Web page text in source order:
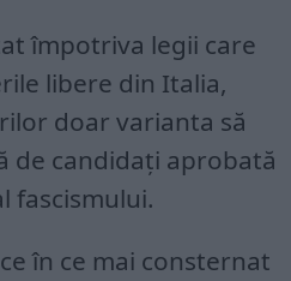
împotriva legii care
libere din Italia,
doar varianta să
de candidați aprobată
fascismului.
în ce mai consternat